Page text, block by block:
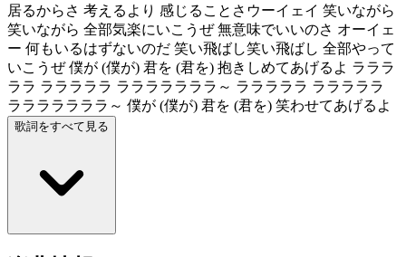
居るからさ 考えるより 感じることさウーイェイ 笑いながら
笑いながら 全部気楽にいこうぜ 無意味でいいのさ オーイェ
ー 何もいるはずないのだ 笑い飛ばし笑い飛ばし 全部やって
いこうぜ 僕が (僕が) 君を (君を) 抱きしめてあげるよ ラララ
ララ ラララララ ラララララララ～ ラララララ ラララララ
ラララララララ～ 僕が (僕が) 君を (君を) 笑わせてあげるよ
歌詞をすべて見る